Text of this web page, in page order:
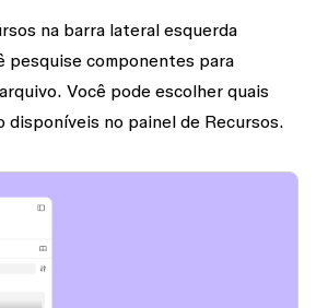
na barra lateral esquerda
pesquise componentes para
Você pode escolher quais
disponíveis no painel de Recursos.